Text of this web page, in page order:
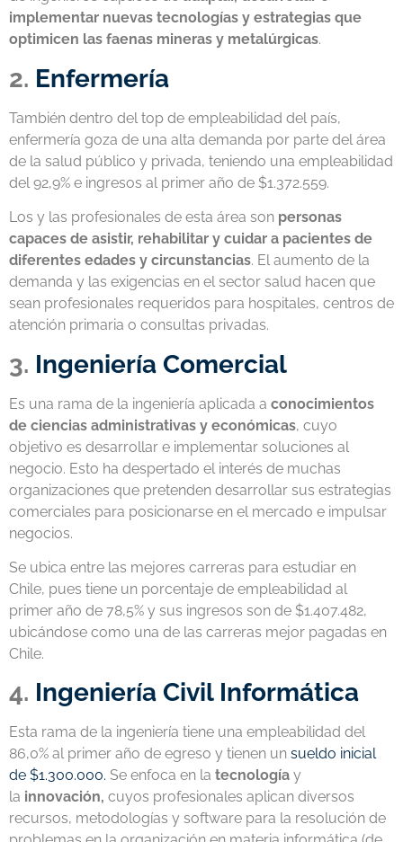
implementar nuevas tecnologías y estrategias que
optimicen las faenas mineras y metalúrgicas.
2. Enfermería
También dentro del top de empleabilidad del país,
enfermería goza de una alta demanda por parte del área
de la salud público y privada, teniendo una empleabilidad
del 92,9% e ingresos al primer año de $1.372.559.
Los y las profesionales de esta área son personas
capaces de asistir, rehabilitar y cuidar a pacientes de
diferentes edades y circunstancias. El aumento de la
demanda y las exigencias en el sector salud hacen que
sean profesionales requeridos para hospitales, centros de
atención primaria o consultas privadas.
3. Ingeniería Comercial
Es una rama de la ingeniería aplicada a conocimientos
de ciencias administrativas y económicas, cuyo
objetivo es desarrollar e implementar soluciones al
negocio. Esto ha despertado el interés de muchas
organizaciones que pretenden desarrollar sus estrategias
comerciales para posicionarse en el mercado e impulsar
negocios.
Se ubica entre las mejores carreras para estudiar en
Chile, pues tiene un porcentaje de empleabilidad al
primer año de 78,5% y sus ingresos son de $1.407.482,
ubicándose como una de las carreras mejor pagadas en
Chile.
4. Ingeniería Civil Informática
Esta rama de la ingeniería tiene una empleabilidad del
86,0% al primer año de egreso y tienen un sueldo inicial
de $1.300.000. Se enfoca en la tecnología y
la innovación, cuyos profesionales aplican diversos
recursos, metodologías y software para la resolución de